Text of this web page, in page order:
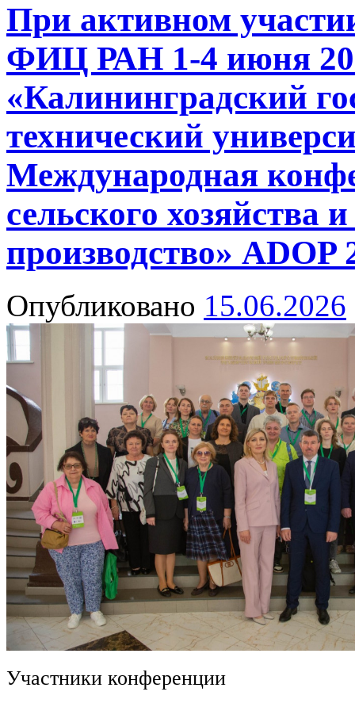
При активном
ФИЦ РАН 1-4 июня
«Калининградский
технический
Международная
сельского хозяйства
производство» ADOP
Опубликовано 15.06.2026
Участники конференции